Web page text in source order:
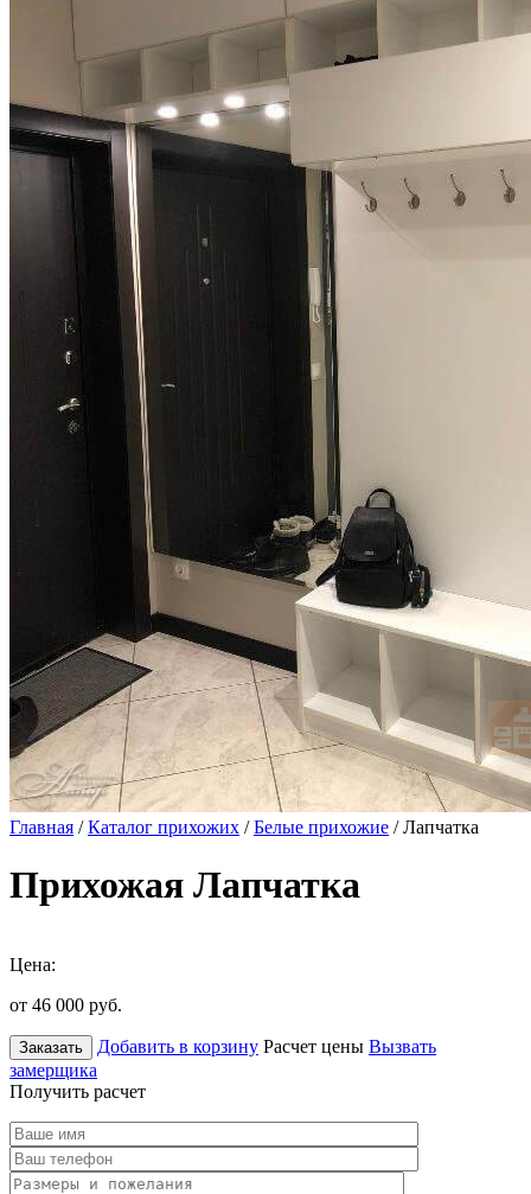
Главная /Каталог прихожих /Белые прихожие / Лапчатка
Прихожая Лапчатка
Цена:
от 46 000 руб.
Заказать Добавить в корзину Расчет цены Вызвать
замерщика
Получить расчет